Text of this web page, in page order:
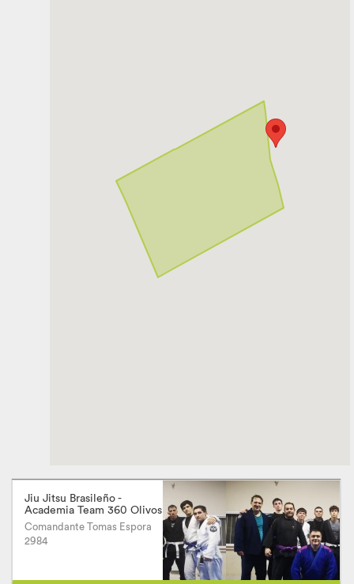
Jiu Jitsu Brasileño -
Academia Team 360 Olivos
Comandante Tomas Espora
2984